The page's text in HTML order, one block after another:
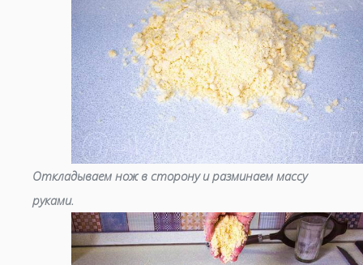
Откладываем нож в сторону и разминаем массу
руками.